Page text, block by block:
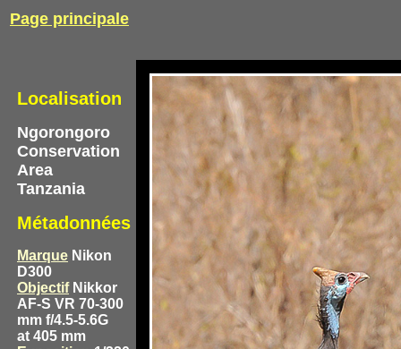
Page principale
Localisation
Ngorongoro
Conservation
Area
Tanzania
Métadonnées
Marque Nikon
D300
ObjectifNikkor
AF-S VR 70-300
mm f/4.5-5.6G
at 405 mm